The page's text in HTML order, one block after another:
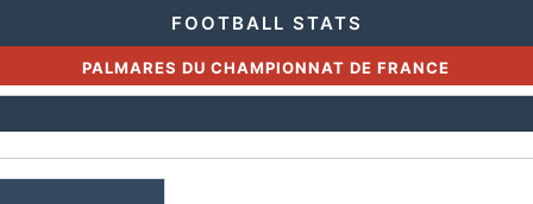
FOOTBALL STATS
PALMARES DU CHAMPIONNAT DE FRANCE